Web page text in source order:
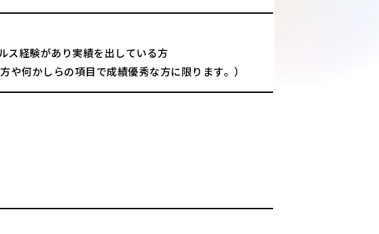
ス経験があり実績を出している方
や何かしらの項目で成績優秀な方に限ります。）